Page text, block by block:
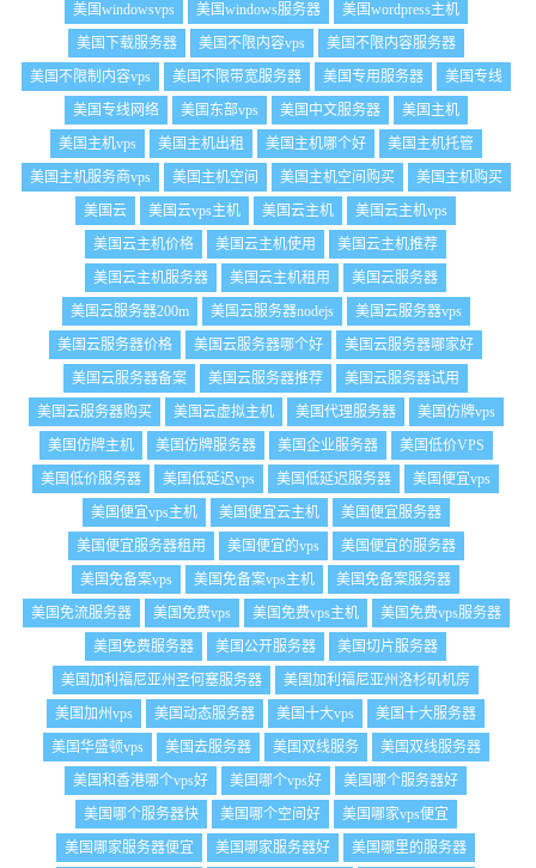
美国windowsvps
美国windows服务器
美国wordpress主机
美国下载服务器
美国不限内容vps
美国不限内容服务器
美国不限制内容vps
美国不限带宽服务器 美国专用服务器
美国专线
美国专线网络
美国东部vps 美国中文服务器
美国主机
美国主机vps
美国主机出租 美国主机哪个好
美国主机托管
美国主机服务商vps
美国主机空间 美国主机空间购买
美国主机购买
美国云
美国云vps主机 美国云主机
美国云主机vps
美国云主机价格
美国云主机使用
美国云主机推荐
美国云主机服务器
美国云主机租用
美国云服务器
美国云服务器200m
美国云服务器nodejs
美国云服务器vps
美国云服务器价格
美国云服务器哪个好
美国云服务器哪家好
美国云服务器备案
美国云服务器推荐
美国云服务器试用
美国云服务器购买
美国云虚拟主机 美国代理服务器
美国仿牌vps
美国仿牌主机
美国仿牌服务器 美国企业服务器
美国低价VPS
美国低价服务器
美国低延迟vps 美国低延迟服务器
美国便宜vps
美国便宜vps主机
美国便宜云主机
美国便宜服务器
美国便宜服务器租用
美国便宜的vps
美国便宜的服务器
美国免备案vps
美国免备案vps主机
美国免备案服务器
美国免流服务器
美国免费vps 美国免费vps主机
美国免费vps服务器
美国免费服务器
美国公开服务器
美国切片服务器
美国加利福尼亚州圣何塞服务器
美国加利福尼亚州洛杉矶机房
美国加州vps
美国动态服务器 美国十大vps
美国十大服务器
美国华盛顿vps
美国去服务器 美国双线服务
美国双线服务器
美国和香港哪个vps好
美国哪个vps好
美国哪个服务器好
美国哪个服务器快
美国哪个空间好
美国哪家vps便宜
美国哪家服务器便宜
美国哪家服务器好
美国哪里的服务器